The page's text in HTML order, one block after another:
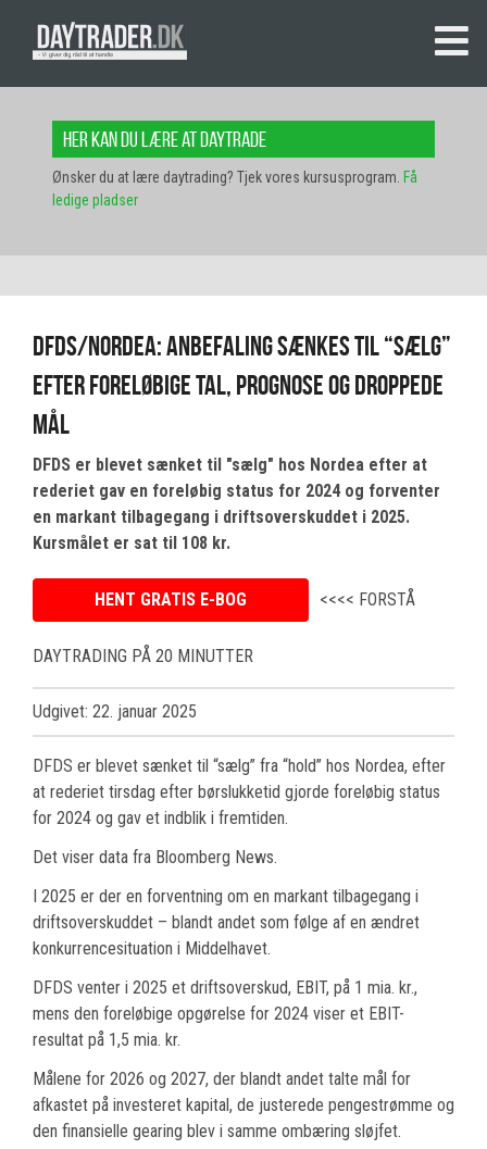
Her kan du lære at daytrade
Ønsker du at lære daytrading? Tjek vores kursusprogram. Få
ledige pladser
DFDS/Nordea: Anbefaling sænkes til “sælg”
efter foreløbige tal, prognose og droppede
mål
DFDS er blevet sænket til "sælg" hos Nordea efter at
rederiet gav en foreløbig status for 2024 og forventer
en markant tilbagegang i driftsoverskuddet i 2025.
Kursmålet er sat til 108 kr.
HENT GRATIS E-BOG <<<< FORSTÅ
DAYTRADING PÅ 20 MINUTTER
Udgivet: 22. januar 2025
DFDS er blevet sænket til “sælg” fra “hold” hos Nordea, efter
at rederiet tirsdag efter børslukketid gjorde foreløbig status
for 2024 og gav et indblik i fremtiden.
Det viser data fra Bloomberg News.
I 2025 er der en forventning om en markant tilbagegang i
driftsoverskuddet – blandt andet som følge af en ændret
konkurrencesituation i Middelhavet.
DFDS venter i 2025 et driftsoverskud, EBIT, på 1 mia. kr.,
mens den foreløbige opgørelse for 2024 viser et EBIT-
resultat på 1,5 mia. kr.
Målene for 2026 og 2027, der blandt andet talte mål for
afkastet på investeret kapital, de justerede pengestrømme og
den finansielle gearing blev i samme ombæring sløjfet.